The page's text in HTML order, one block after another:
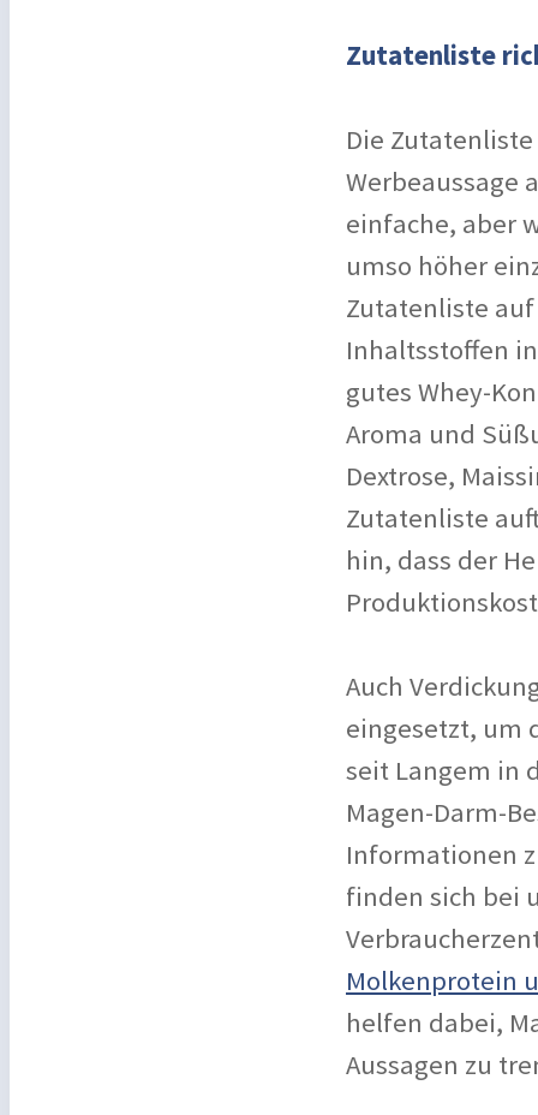
Zutatenliste
Die
Werbeaussage
einfache, aber
umso höher
Zutatenliste
Inhaltsstoffen
gutes Whey-
Aroma und
Dextrose,
Zutatenliste
hin, dass der
Auch
eingesetzt, um
seit Langem in
Magen-Darm-
Informationen
finden sich bei
Molkenprotein
helfen dabei,
Aussagen zu